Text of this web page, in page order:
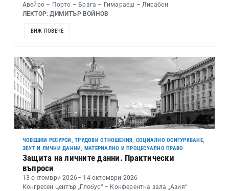
Авейро – Порто – Брага – Гимараеш – Лисабон
ЛЕКТОР: ДИМИТЪР ВОЙНОВ
ВИЖ ПОВЕЧЕ
ЧОВЕШКИ РЕСУРСИ, ТРУДОВИ ОТНОШЕНИЯ, СОЦИАЛНО ОСИГУРЯВАНЕ,
ЗБУТ И ЛИЧНИ ДАННИ, МАТЕРИАЛНО И ПРОЦЕСУАЛНО ПРАВО
Защита на личните данни. Практически
въпроси
13 октомври 2026– 14 октомври 2026
Конгресен център „Глобус“ – Конферентна зала „Азия“